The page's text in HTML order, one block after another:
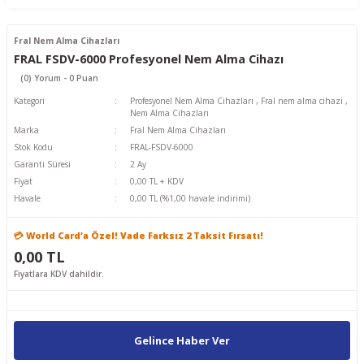
Fral Nem Alma Cihazları
FRAL FSDV-6000 Profesyonel Nem Alma Cihazı
(0) Yorum - 0 Puan
Kategori
Profesyonel Nem Alma Cihazları , Fral nem alma cihazi ,
Nem Alma Cihazları
Marka
Fral Nem Alma Cihazları
Stok Kodu
FRAL-FSDV-6000
Garanti Süresi
2 Ay
Fiyat
0,00 TL + KDV
Havale
0,00 TL (%1,00 havale indirimi)
💳 World Card’a Özel! Vade Farksız 2 Taksit Fırsatı!
0,00 TL
Fiyatlara KDV dahildir.
Gelince Haber Ver